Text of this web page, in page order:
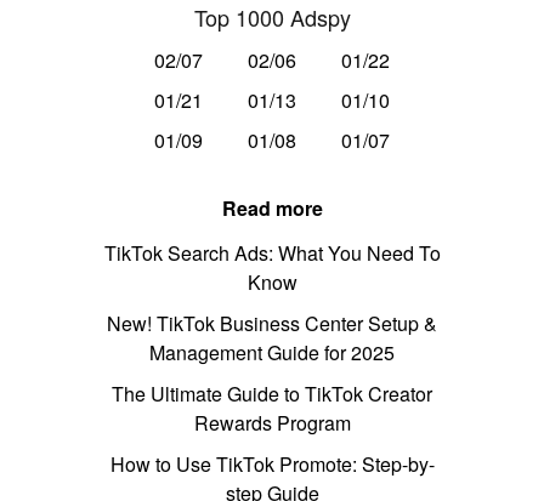
Top 1000 Adspy
02/07 02/06
01/22
01/21
01/13
01/10
01/09
01/08 01/07
Read more
TikTok Search Ads: What You Need To
Know
New! TikTok Business Center Setup &
Management Guide for 2025
The Ultimate Guide to TikTok Creator
Rewards Program
How to Use TikTok Promote: Step-by-
step Guide